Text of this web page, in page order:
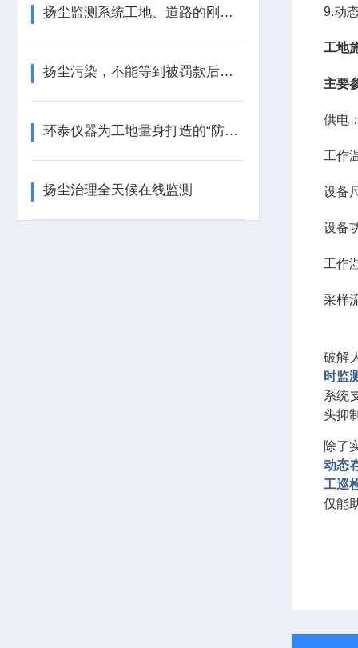
扬尘监测系统工地、道路的刚需设备
扬尘污染，不能等到被罚款后才后悔
环泰仪器为工地量身打造的“防尘金盾”
扬尘治理全天候在线监测
9.动
工地
主要
供电
工作
设备
设备
工作
采样
破解
时监
系统
头抑
除了
动态
工巡
仅能